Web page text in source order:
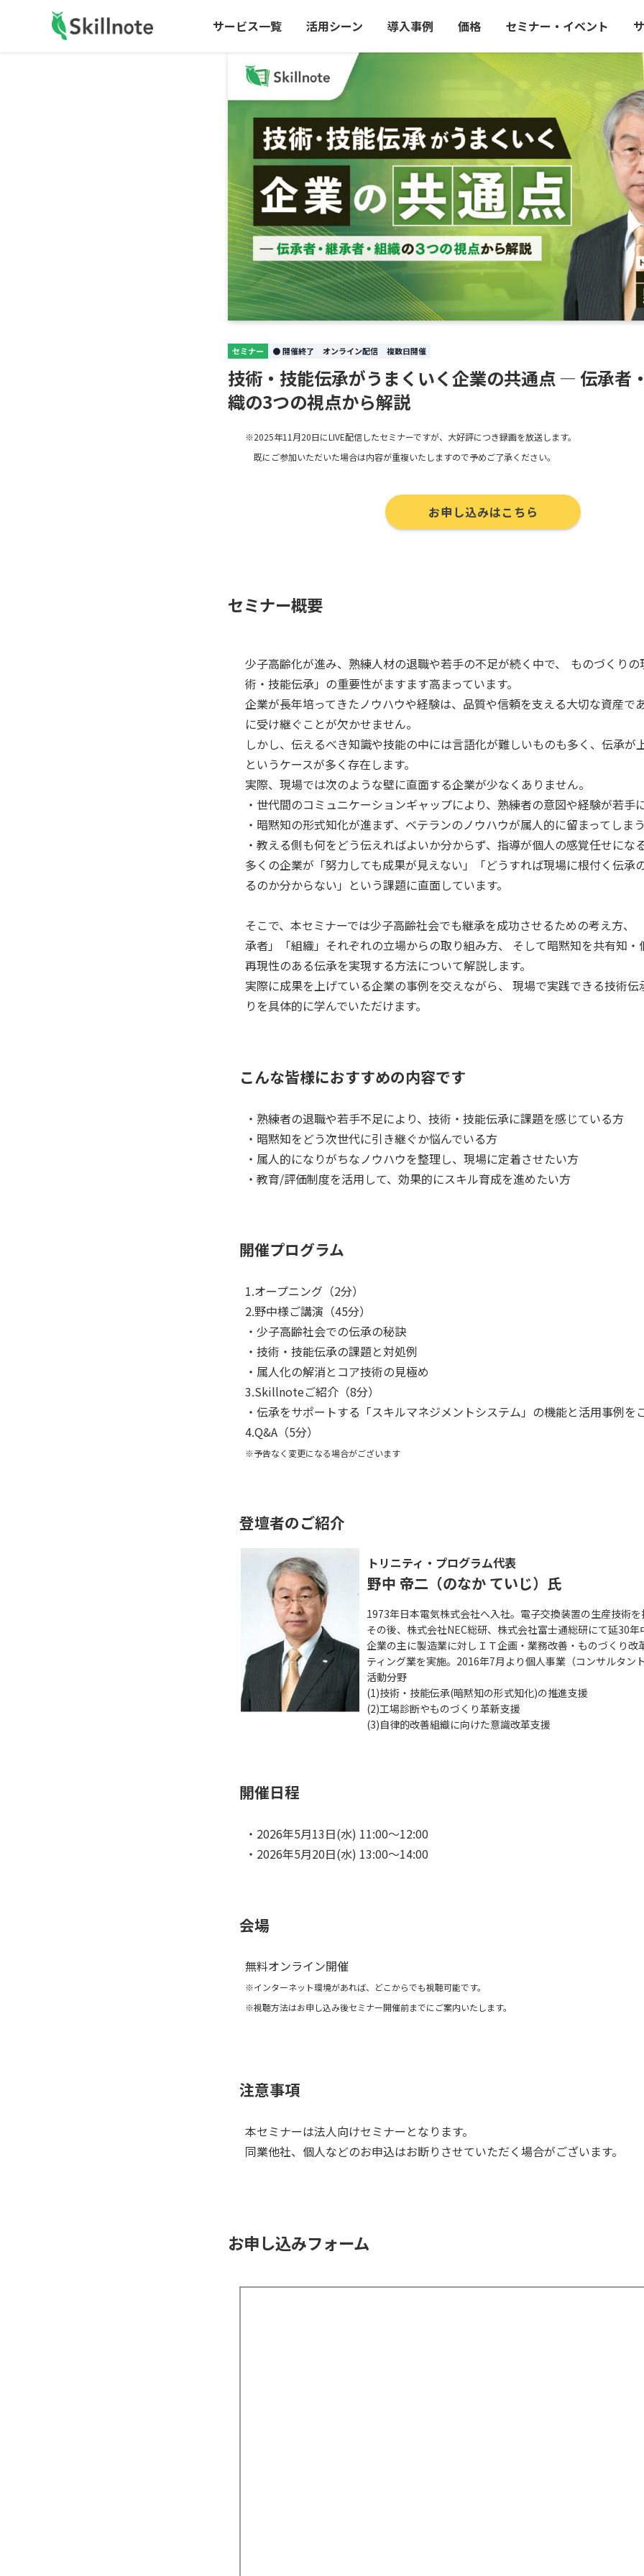
サービス一覧 活用シーン 導入事例 価格 セミナー・イベント
セミナー ● 開催終了 オンライン配信 複数日開催
技術・技能伝承がうまくいく企業の共通点 ― 伝承者
織の3つの視点から解説
※2025年11月20日にLIVE配信したセミナーですが、大好評につき録画を放送します。
既にご参加いただいた場合は内容が重複いたしますので予めご了承ください。
お申し込みはこちら
セミナー概要
少子高齢化が進み、熟練人材の退職や若手の不足が続く中で、  ものづくり
術・技能伝承」の重要性がますます高まっています。
企業が長年培ってきたノウハウや経験は、品質や信頼を支える大切な資産で
に受け継ぐことが欠かせません。
しかし、伝えるべき知識や技能の中には言語化が難しいものも多く、伝承が
というケースが多く存在します。
実際、現場では次のような壁に直面する企業が少なくありません。
・世代間のコミュニケーションギャップにより、熟練者の意図や経験が若手
・暗黙知の形式知化が進まず、ベテランのノウハウが属人的に留まってしま
・教える側も何をどう伝えればよいか分からず、指導が個人の感覚任せにな
多くの企業が「努力しても成果が見えない」「どうすれば現場に根付く伝承
るのか分からない」という課題に直面しています。
そこで、本セミナーでは少子高齢社会でも継承を成功させるための考え方、
承者」「組織」それぞれの立場からの取り組み方、 そして暗黙知を共有知・
再現性のある伝承を実現する方法について解説します。
実際に成果を上げている企業の事例を交えながら、 現場で実践できる技術伝
りを具体的に学んでいただけます。
こんな皆様におすすめの内容です
・熟練者の退職や若手不足により、技術・技能伝承に課題を感じている方
・暗黙知をどう次世代に引き継ぐか悩んでいる方
・属人的になりがちなノウハウを整理し、現場に定着させたい方
・教育/評価制度を活用して、効果的にスキル育成を進めたい方
開催プログラム
1.オープニング（2分）
2.野中様ご講演（45分）
・少子高齢社会での伝承の秘訣
・技術・技能伝承の課題と対処例
・属人化の解消とコア技術の見極め
3.Skillnoteご紹介（8分）
・伝承をサポートする「スキルマネジメントシステム」の機能と活用事例を
4.Q&A（5分）
※予告なく変更になる場合がございます
登壇者のご紹介
トリニティ・プログラム代表
野中 帝二（のなか ていじ）氏
1973年日本電気株式会社へ入社。電子交換装置の生産技術
その後、株式会社NEC総研、株式会社富士通総研にて延30年
企業の主に製造業に対しＩＴ企画・業務改善・ものづくり改
ティング業を実施。2016年7月より個人事業（コンサルタン
活動分野
(1)技術・技能伝承(暗黙知の形式知化)の推進支援
(2)工場診断やものづくり革新支援
(3)自律的改善組織に向けた意識改革支援
開催日程
・2026年5月13日(水) 11:00〜12:00
・2026年5月20日(水) 13:00〜14:00
会場
無料オンライン開催
※インターネット環境があれば、どこからでも視聴可能です。
※視聴方法はお申し込み後セミナー開催前までにご案内いたします。
注意事項
本セミナーは法人向けセミナーとなります。
同業他社、個人などのお申込はお断りさせていただく場合がございます。
お申し込みフォーム